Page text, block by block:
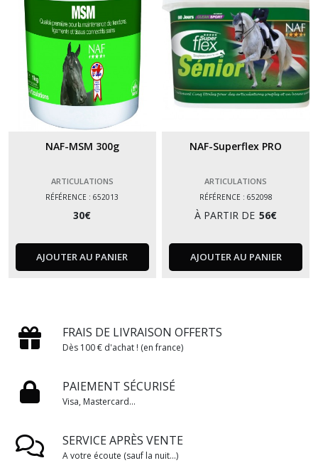
NAF-MSM 300g
ARTICULATIONS
RÉFÉRENCE : 652013
30€
AJOUTER AU PANIER
NAF-Superflex PRO
ARTICULATIONS
RÉFÉRENCE : 652098
À PARTIR DE 56€
AJOUTER AU PANIER
FRAIS DE LIVRAISON OFFERTS
Dès 100 € d'achat ! (en france)
PAIEMENT SÉCURISÉ
Visa, Mastercard...
SERVICE APRÈS VENTE
A votre écoute (sauf la nuit...)